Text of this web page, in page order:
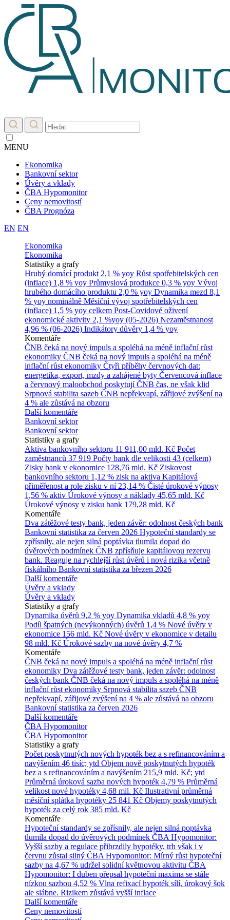
MENU
Ekonomika
Bankovní sektor
Úvěry a vklady
ČBA Hypomonitor
Ceny nemovitostí
ČBA Prognóza
EN EN
Ekonomika
Ekonomika
Statistiky a grafy
Hrubý domácí produkt 2,1 % yoy Růst spotřebitelských cen
(inflace) 1,8 % yoy Průmyslová produkce 0,3 % yoy Vývoj
hrubého domácího produktu 2,0 % yoy Dynamika mezd 8,1
% yoy nominálně Měsíční vývoj spotřebitelských cen
(inflace) 1,5 % yoy celkem Post-Covidové oživení
ekonomické aktivity 2,1 %yoy (05-2026) Nezaměstnanost
4,96 % (06-2026) Indikátory důvěry 1,4 % yoy
Komentáře
ČNB čeká na nový impuls a spoléhá na méně inflační růst
ekonomiky ČNB čeká na nový impuls a spoléhá na méně
inflační růst ekonomiky Čtyři příběhy červnových dat:
energetika, export, mzdy a zahájené byty Červencová inflace
a červnový maloobchod poskytují ČNB čas, ne však klid
Srpnová stabilita sazeb ČNB nepřekvapí, zářijové zvýšení na
4 % ale zůstává na obzoru
Další komentáře
Bankovní sektor
Bankovní sektor
Statistiky a grafy
Aktiva bankovního sektoru 11 911,00 mld. Kč Počet
zaměstnanců 37 919 Počty bank dle velikosti 43 (celkem)
Zisky bank v ekonomice 128,76 mld. Kč Ziskovost
bankovního sektoru 1,12 % zisk na aktiva Kapitálová
přiměřenost a role zisku v ní 23,14 % Čisté úrokové výnosy
1,56 % aktiv Úrokové výnosy a náklady 45,65 mld. Kč
Úrokové výnosy v zisku bank 179,28 mld. Kč
Komentáře
Dva zátěžové testy bank, jeden závěr: odolnost českých bank
Bankovní statistika za červen 2026 Hypoteční standardy se
zpřísnily, ale nejen silná poptávka tlumila dopad do
úvěrových podmínek ČNB zpřísňuje kapitálovou rezervu
bank. Reaguje na rychlejší růst úvěrů i nová rizika včetně
fiskálního Bankovní statistika za březen 2026
Další komentáře
Úvěry a vklady
Úvěry a vklady
Statistiky a grafy
Dynamika úvěrů 9,2 % yoy Dynamika vkladů 4,8 % yoy
Podíl špatných (nevýkonných) úvěrů 1,4 % Nové úvěry v
ekonomice 156 mld. Kč Nové úvěry v ekonomice v detailu
98 mld. Kč Úrokové sazby na nové úvěry 4,7 %
Komentáře
ČNB čeká na nový impuls a spoléhá na méně inflační růst
ekonomiky Dva zátěžové testy bank, jeden závěr: odolnost
českých bank ČNB čeká na nový impuls a spoléhá na méně
inflační růst ekonomiky Srpnová stabilita sazeb ČNB
nepřekvapí, zářijové zvýšení na 4 % ale zůstává na obzoru
Bankovní statistika za červen 2026
Další komentáře
ČBA Hypomonitor
ČBA Hypomonitor
Statistiky a grafy
Počet poskytnutých nových hypoték bez a s refinancováním a
navýšením 46 tisíc; ytd Objem nově poskytnutých hypoték
bez a s refinancováním a navýšením 215,9 mld. Kč; ytd
Průměrná úroková sazba nových hypoték 4,79 % Průměrná
velikost nové hypotéky 4,68 mil. Kč Ilustrativní průměrná
měsíční splátka hypotéky 25 841 Kč Objemy poskytnutých
hypoték za celý rok 385 mld. Kč
Komentáře
Hypoteční standardy se zpřísnily, ale nejen silná poptávka
tlumila dopad do úvěrových podmínek ČBA Hypomonitor:
Vyšší sazby a regulace přibrzdily hypotéky, trh však i v
červnu zůstal silný ČBA Hypomonitor: Mírný růst hypoteční
sazby na 4,67 % udržel solidní květnovou aktivitu ČBA
Hypomonitor: I duben přepsal hypoteční maxima se stále
nízkou sazbou 4,52 % Vlna refixací hypoték sílí, úrokový šok
ale slábne. Rizikem zůstává vyšší inflace
Další komentáře
Ceny nemovitostí